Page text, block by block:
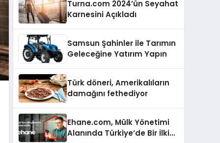
Turna.com 2024’ün Seyahat
Karnesini Açıkladı
Samsun Şahinler ile Tarımın
Geleceğine Yatırım Yapın
Türk döneri, Amerikalıların
damağını fethediyor
Ehane.com, Mülk Yönetimi
Alanında Türkiye’de Bir İlki